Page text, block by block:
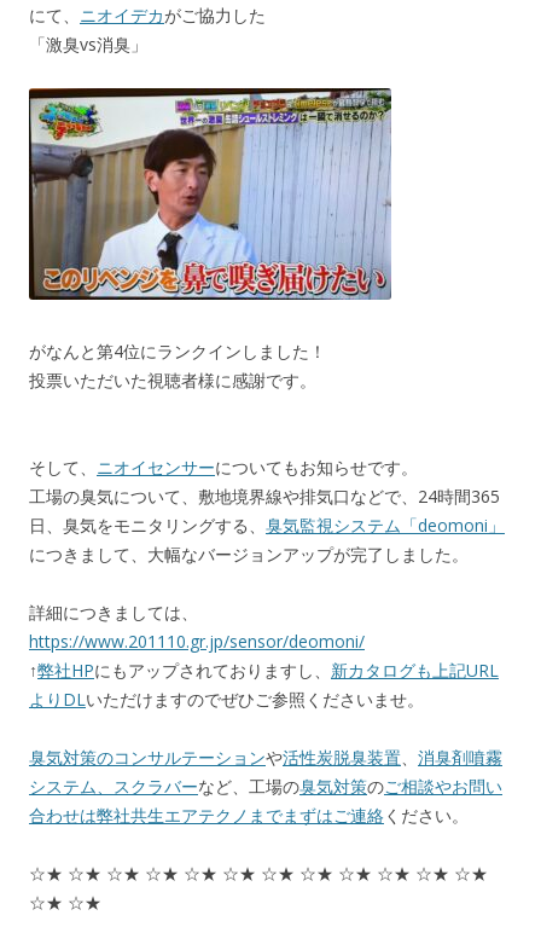
にて、 ニオイデカがご協力した
「激臭vs消臭」
がなんと第4位にランクインしました！
投票いただいた視聴者様に感謝です。
そして、 ニオイセンサーについてもお知らせです。
工場の臭気について、敷地境界線や排気口などで、24時間365
日、臭気をモニタリングする、 臭気監視システム「deomoni」
につきまして、大幅なバージョンアップが完了しました。
詳細につきましては、
https://www.201110.gr.jp/sensor/deomoni/
↑弊社HPにもアップされておりますし、 新カタログも上記URL
よりDLいただけますのでぜひご参照くださいませ。
臭気対策のコンサルテーションや活性炭脱臭装置、 消臭剤噴霧
システム、スクラバーなど、工場の臭気対策のご相談やお問い
合わせは弊社共生エアテクノまでまずはご連絡ください。
☆★ ☆★ ☆★ ☆★ ☆★ ☆★ ☆★ ☆★ ☆★ ☆★ ☆★ ☆★
☆★ ☆★